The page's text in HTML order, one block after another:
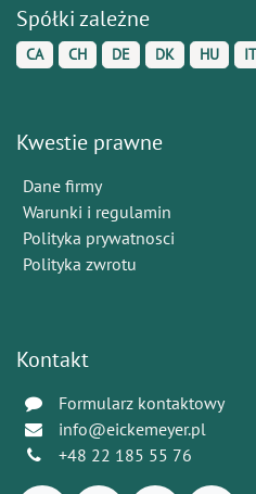
Spółki zależne
CA CH DE DK HU IT
Kwestie prawne
Dane firmy
Warunki i regulamin
Polityka prywatnosci
Polityka zwrotu
Kontakt
Formularz kontaktowy
info@eickemeyer.pl
+48 22 185 55 76